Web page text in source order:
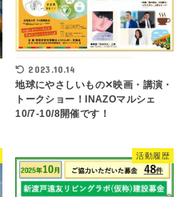
2023.10.14
地球にやさしいもの✕映画・講演・
トークショー！INAZOマルシェ
10/7-10/8開催です！
活動履歴